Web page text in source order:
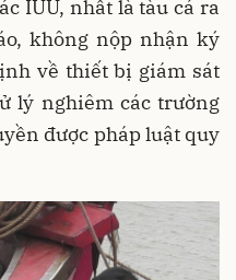
IUU, nhất là tàu cá ra
không nộp nhận ký
về thiết bị giám sát
lý nghiêm các trường
được pháp luật quy